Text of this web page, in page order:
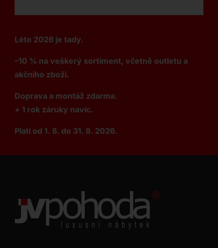
Léto 2026 je tady.
–10 % na veškerý sortiment, včetně outletu a
akčního zboží.
Doprava a montáž zdarma.
+ 1 rok záruky navíc.
Platí od 1. 8. do 31. 8. 2026.